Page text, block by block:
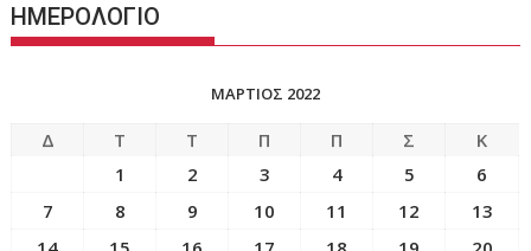
ΗΜΕΡΟΛΟΓΙΟ
ΜΆΡΤΙΟΣ 2022
Δ Τ Τ Π Π Σ
Κ
1
2 3 4 5
6
7
8 9 10 11 12
13